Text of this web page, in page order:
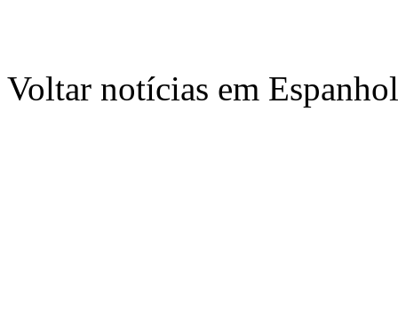
Voltar notícias em Espanhol